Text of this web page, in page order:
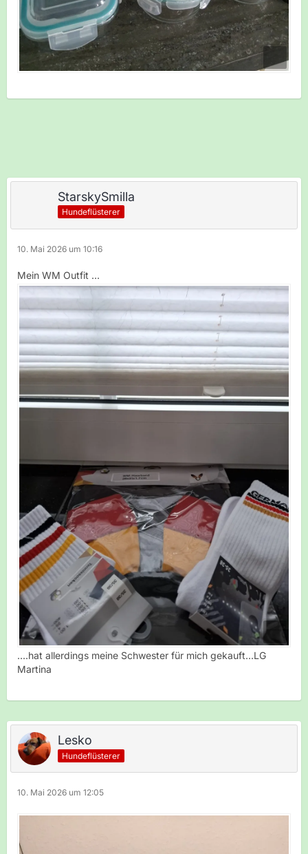
StarskySmilla
Hundeflüsterer
10. Mai 2026 um 10:16
Mein WM Outfit ...
....hat allerdings meine Schwester für mich gekauft...LG
Martina
Lesko
Hundeflüsterer
10. Mai 2026 um 12:05